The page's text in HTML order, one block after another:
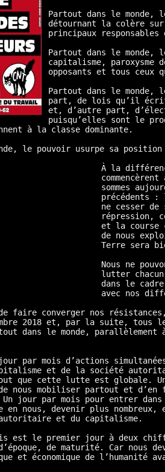
Partout dans le monde,
détournant la colère
principaux responsables
Partout dans le monde,
capitalisme,
opposants et tous
Partout dans le monde,
part, de lois qu’il écrit
et, d’autre part,
puisqu’elles sont le
à la classe dominante.
le pouvoir usurpe sa
À la
sommes
précédents :
ne cesser de
répression,
et la course
de nous
Terre sera
Nous ne
lutter
dans le
avec nos
faire converger nos
2018 et, par la suite, tous
dans le monde,
jour par mois d’actions
et de la société
que cette lutte est globale.
de nous mobiliser partout et
jour par mois pour entrer dans
en nous, devenir plus nombreux,
et du capitalisme.
est le premier jour à deux
d’époque, de maturité. Car nous
et économique de l’humanité